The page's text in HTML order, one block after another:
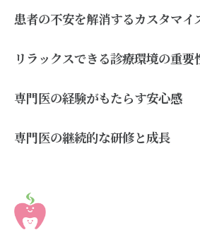
患者の不安を解消するカスタマイ
リラックスできる診療環境の重要
専門医の経験がもたらす安心感
専門医の継続的な研修と成長